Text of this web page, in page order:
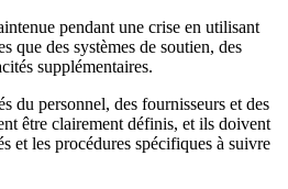
pendant une crise en utilisant
que des systèmes de soutien, des
supplémentaires.
du personnel, des fournisseurs et des
être clairement définis, et ils doivent
et les procédures spécifiques à suivre